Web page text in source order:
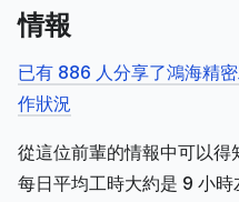
情報
已有 886 人分享了鴻海精
作狀況
從這位前輩的情報中可以得
每日平均工時大約是 9 小